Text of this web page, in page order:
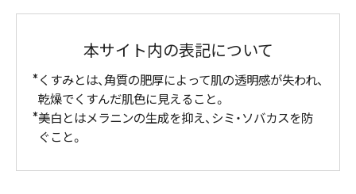
本サイト内の表記について
くすみとは、角質の肥厚によって肌の透明感が失われ、
乾燥でくすんだ肌色に見えること。
美白とはメラニンの生成を抑え、シミ・ソバカスを防
ぐこと。